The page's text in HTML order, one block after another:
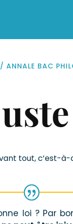
/ANNALE BAC
tout, c’est-
loi ? Par